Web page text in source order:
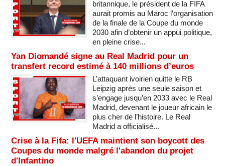
britannique, le président de la FIFA
aurait promis au Maroc l’organisation
de la finale de la Coupe du monde
2030 afin d’obtenir un appui politique,
en pleine crise...
Yan Diomandé signe au Real Madrid pour un
transfert record estimé à 140 millions d’euros
L’attaquant ivoirien quitte le RB
Leipzig après une seule saison et
s’engage jusqu’en 2033 avec le Real
Madrid, devenant le joueur africain le
plus cher de l’histoire. Le Real
Madrid a officialisé...
Crise à la Fifa: l'UEFA maintient son boycott des
Coupes du monde malgré l'abandon du projet
d'Infantino